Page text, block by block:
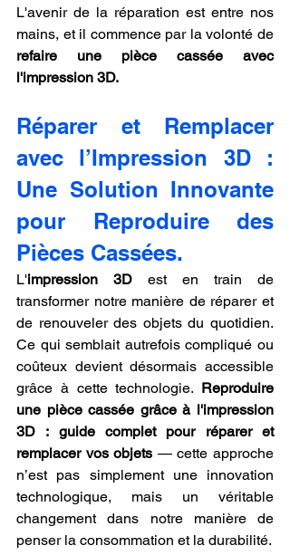
L'avenir de la réparation est entre nos
refaire une pièce cassée avec
l'impression 3D.
Réparer et Remplacer
avec l’Impression 3D :
Une Solution Innovante
pour Reproduire des
Pièces Cassées.
L'impression 3D est en train de
transformer notre manière de réparer et
de renouveler des objets du quotidien.
Ce qui semblait autrefois compliqué ou
coûteux devient désormais accessible
grâce à cette technologie. Reproduire
une pièce cassée grâce à l'impression
3D : guide complet pour réparer et
remplacer vos objets — cette approche
n’est pas simplement une innovation
technologique, mais un véritable
changement dans notre manière de
penser la consommation et la durabilité.